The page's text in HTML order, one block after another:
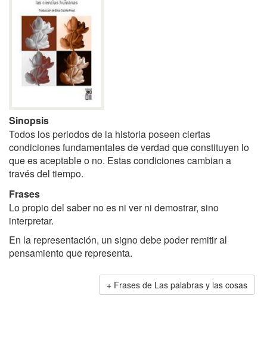
Sinopsis
Todos los periodos de la historia poseen ciertas
condiciones fundamentales de verdad que constituyen lo
que es aceptable o no. Estas condiciones cambian a
través del tiempo.
Frases
Lo propio del saber no es ni ver ni demostrar, sino
interpretar.
En la representación, un signo debe poder remitir al
pensamiento que representa.
Frases de Las palabras y las cosas